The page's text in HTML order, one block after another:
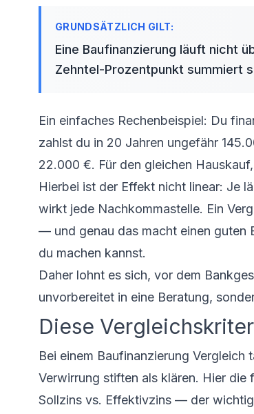
Eine Baufinanzierung läuft nicht
Zehntel-Prozentpunkt summiert
Ein einfaches Rechenbeispiel: Du
zahlst du in 20 Jahren ungefähr
22.000 €. Für den gleichen
Hierbei ist der Effekt nicht linear: Je
wirkt jede Nachkommastelle. Ein
— und genau das macht einen guten
du machen kannst.
Daher lohnt es sich, vor dem
unvorbereitet in eine Beratung,
Diese
Bei einem Baufinanzierung
Verwirrung stiften als klären. Hier
Sollzins vs. Effektivzins — der